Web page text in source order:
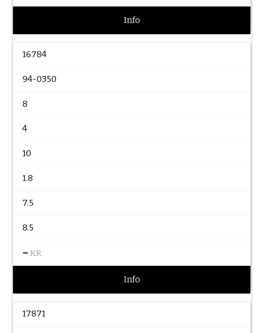
Info
16784
94-0350
8
4
10
1.8
7.5
8.5
– KR
Info
17871